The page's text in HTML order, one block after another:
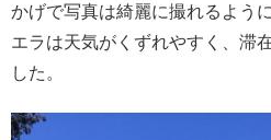
かげで写真は綺麗に撮れるよう
エラは天気がくずれやすく、滞
した。